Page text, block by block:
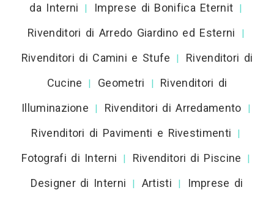
da Interni
| Imprese di Bonifica Eternit |
Rivenditori di Arredo Giardino ed Esterni |
Rivenditori di Camini e Stufe |
Rivenditori di
Cucine
| Geometri |
Rivenditori di
Illuminazione
| Rivenditori di Arredamento |
Rivenditori di Pavimenti e Rivestimenti |
Fotografi di Interni | Rivenditori di Piscine |
Designer di Interni | Artisti |
Imprese di